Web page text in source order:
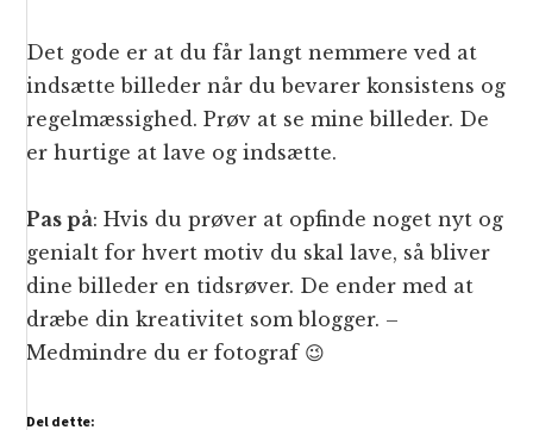
Det gode er at du får langt nemmere ved at
indsætte billeder når du bevarer konsistens og
regelmæssighed. Prøv at se mine billeder. De
er hurtige at lave og indsætte.
Pas på: Hvis du prøver at opfinde noget nyt og
genialt for hvert motiv du skal lave, så bliver
dine billeder en tidsrøver. De ender med at
dræbe din kreativitet som blogger. –
Medmindre du er fotograf 😉
Del dette: